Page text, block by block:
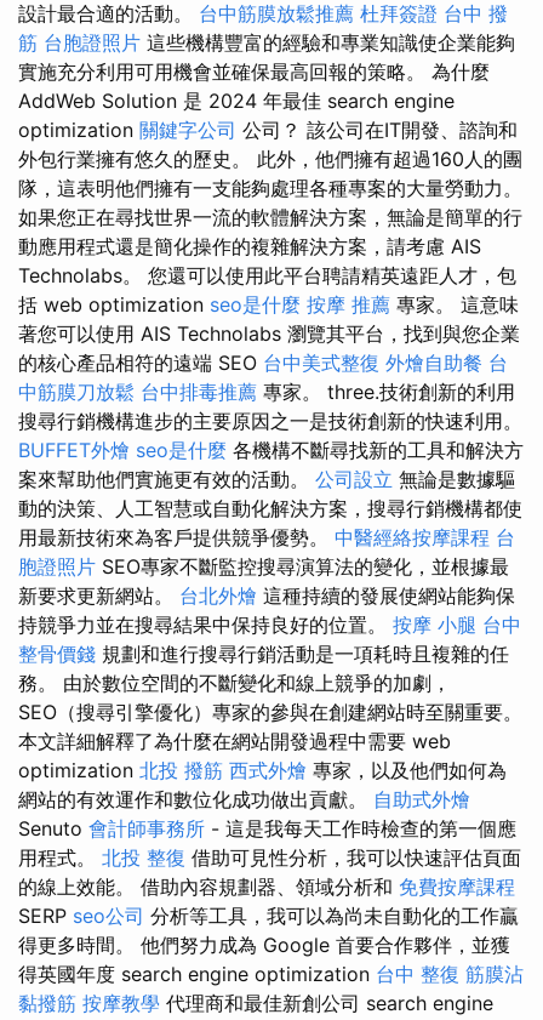
設計最合適的活動。 台中筋膜放鬆推薦 杜拜簽證 台中 撥
筋 台胞證照片 這些機構豐富的經驗和專業知識使企業能夠
實施充分利用可用機會並確保最高回報的策略。 為什麼
AddWeb Solution 是 2024 年最佳 search engine
optimization 關鍵字公司 公司？ 該公司在IT開發、諮詢和
外包行業擁有悠久的歷史。 此外，他們擁有超過160人的團
隊，這表明他們擁有一支能夠處理各種專案的大量勞動力。
如果您正在尋找世界一流的軟體解決方案，無論是簡單的行
動應用程式還是簡化操作的複雜解決方案，請考慮 AIS
Technolabs。 您還可以使用此平台聘請精英遠距人才，包
括 web optimization seo是什麼 按摩 推薦 專家。 這意味
著您可以使用 AIS Technolabs 瀏覽其平台，找到與您企業
的核心產品相符的遠端 SEO 台中美式整復 外燴自助餐 台
中筋膜刀放鬆 台中排毒推薦 專家。 three.技術創新的利用
搜尋行銷機構進步的主要原因之一是技術創新的快速利用。
BUFFET外燴 seo是什麼 各機構不斷尋找新的工具和解決方
案來幫助他們實施更有效的活動。 公司設立 無論是數據驅
動的決策、人工智慧或自動化解決方案，搜尋行銷機構都使
用最新技術來為客戶提供競爭優勢。 中醫經絡按摩課程 台
胞證照片 SEO專家不斷監控搜尋演算法的變化，並根據最
新要求更新網站。 台北外燴 這種持續的發展使網站能夠保
持競爭力並在搜尋結果中保持良好的位置。 按摩 小腿 台中
整骨價錢 規劃和進行搜尋行銷活動是一項耗時且複雜的任
務。 由於數位空間的不斷變化和線上競爭的加劇，
SEO（搜尋引擎優化）專家的參與在創建網站時至關重要。
本文詳細解釋了為什麼在網站開發過程中需要 web
optimization 北投 撥筋 西式外燴 專家，以及他們如何為
網站的有效運作和數位化成功做出貢獻。 自助式外燴
Senuto 會計師事務所 - 這是我每天工作時檢查的第一個應
用程式。 北投 整復 借助可見性分析，我可以快速評估頁面
的線上效能。 借助內容規劃器、領域分析和 免費按摩課程
SERP seo公司 分析等工具，我可以為尚未自動化的工作贏
得更多時間。 他們努力成為 Google 首要合作夥伴，並獲
得英國年度 search engine optimization 台中 整復 筋膜沾
黏撥筋 按摩教學 代理商和最佳新創公司 search engine